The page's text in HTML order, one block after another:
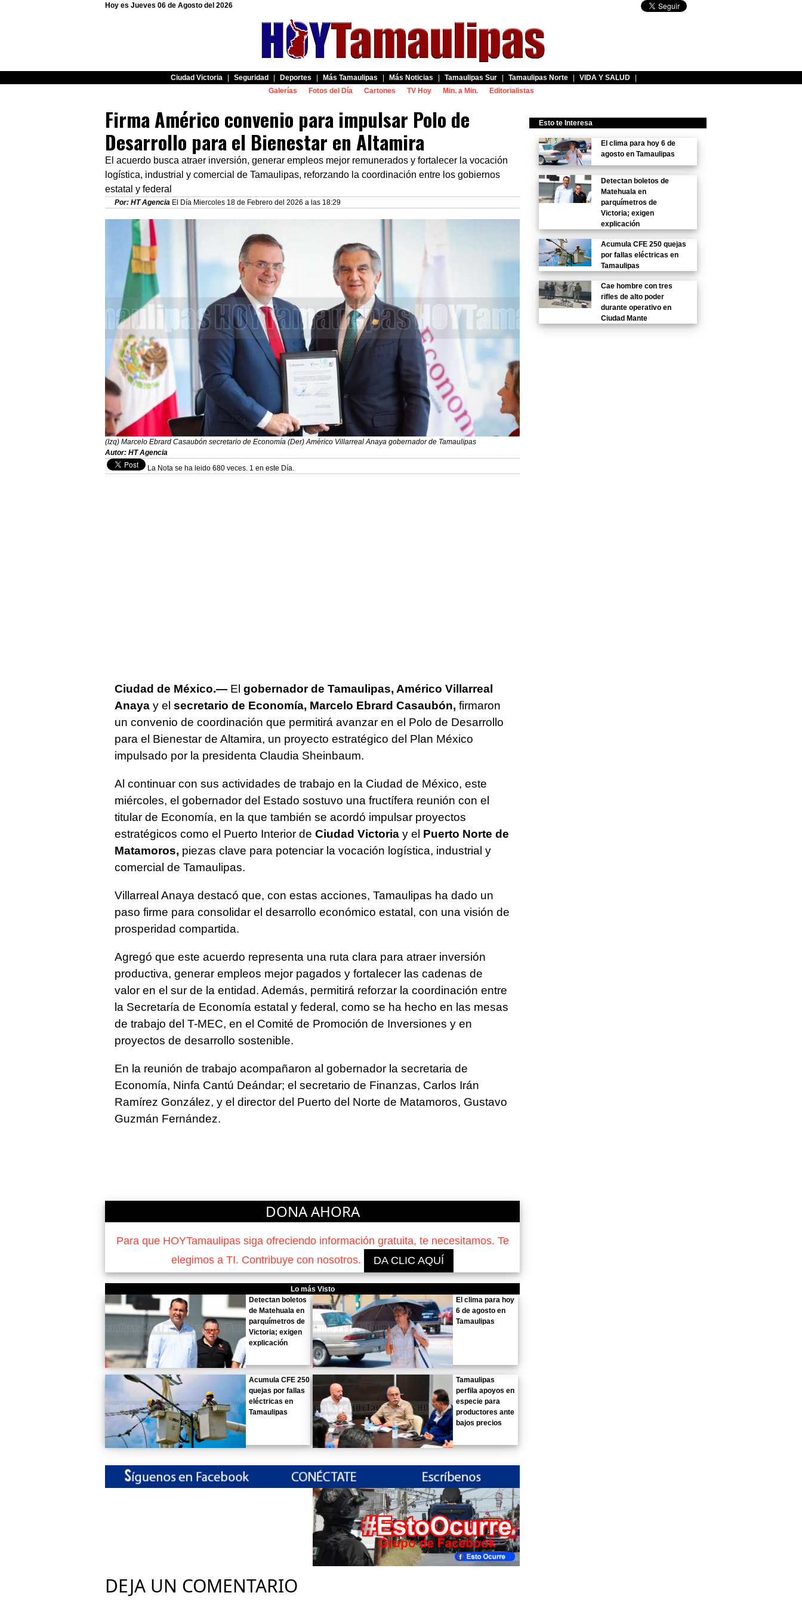
Hoy es Jueves 06 de Agosto del 2026
Ciudad Victoria Seguridad Deportes Más Tamaulipas Más Noticias Tamaulipas Sur Tamaulipas Norte VIDA Y SALUD
Galerías
Fotos del Día Cartones TV Hoy Min. a Min. Editorialistas
Firma Américo convenio para impulsar Polo de
Desarrollo para el Bienestar en Altamira
El acuerdo busca atraer inversión, generar empleos mejor remunerados y fortalecer la vocación
logística, industrial y comercial de Tamaulipas, reforzando la coordinación entre los gobiernos
estatal y federal
Por: HT Agencia El Día Miercoles 18 de Febrero del 2026 a las 18:29
(Izq) Marcelo Ebrard Casaubón secretario de Economía (Der) Américo Villarreal Anaya gobernador de Tamaulipas
Autor: HT Agencia
La Nota se ha leido 680 veces. 1 en este Día.
Ciudad de México.— El gobernador de Tamaulipas, Américo Villarreal
Anaya y el secretario de Economía, Marcelo Ebrard Casaubón, firmaron
un convenio de coordinación que permitirá avanzar en el Polo de Desarrollo
para el Bienestar de Altamira, un proyecto estratégico del Plan México
impulsado por la presidenta Claudia Sheinbaum.
Al continuar con sus actividades de trabajo en la Ciudad de México, este
miércoles, el gobernador del Estado sostuvo una fructífera reunión con el
titular de Economía, en la que también se acordó impulsar proyectos
estratégicos como el Puerto Interior de Ciudad Victoria y el Puerto Norte de
Matamoros, piezas clave para potenciar la vocación logística, industrial y
comercial de Tamaulipas.
Villarreal Anaya destacó que, con estas acciones, Tamaulipas ha dado un
paso firme para consolidar el desarrollo económico estatal, con una visión de
prosperidad compartida.
Agregó que este acuerdo representa una ruta clara para atraer inversión
productiva, generar empleos mejor pagados y fortalecer las cadenas de
valor en el sur de la entidad. Además, permitirá reforzar la coordinación entre
la Secretaría de Economía estatal y federal, como se ha hecho en las mesas
de trabajo del T-MEC, en el Comité de Promoción de Inversiones y en
proyectos de desarrollo sostenible.
En la reunión de trabajo acompañaron al gobernador la secretaria de
Economía, Ninfa Cantú Deándar; el secretario de Finanzas, Carlos Irán
Ramírez González, y el director del Puerto del Norte de Matamoros, Gustavo
Guzmán Fernández.
DONA AHORA
Para que HOYTamaulipas siga ofreciendo información gratuita, te necesitamos. Te
elegimos a TI. Contribuye con nosotros.
DA CLIC AQUÍ
Lo más Visto
Detectan boletos
de Matehuala en
parquímetros de
Victoria; exigen
explicación
El clima para hoy
6 de agosto en
Tamaulipas
Acumula CFE 250
quejas por fallas
eléctricas en
Tamaulipas
Tamaulipas
perfila apoyos en
especie para
productores ante
bajos precios
Esto te Interesa
El clima para hoy 6 de
agosto en Tamaulipas
Detectan boletos de
Matehuala en
parquímetros de
Victoria; exigen
explicación
Acumula CFE 250 quejas
por fallas eléctricas en
Tamaulipas
Cae hombre con tres
rifles de alto poder
durante operativo en
Ciudad Mante
DEJA UN COMENTARIO